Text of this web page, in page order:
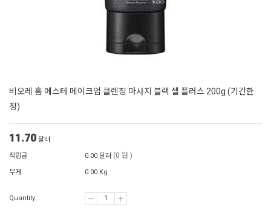
비오레 홈 에스테 메이크업 클렌징 마사지 블랙 젤 플러스 200g (기간한
정)
11.70 달러
적립금
0.00 달러 (0 원 )
무게 0.00 Kg
Quantity :